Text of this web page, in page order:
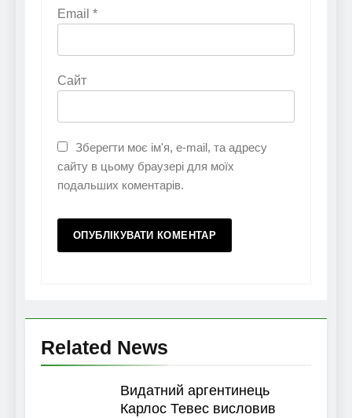
Email *
Сайт
Зберегти моє ім'я, e-mail, та адресу
сайту в цьому браузері для моїх
подальших коментарів.
Related News
Видатний аргентинець
Карлос Тевес висловив